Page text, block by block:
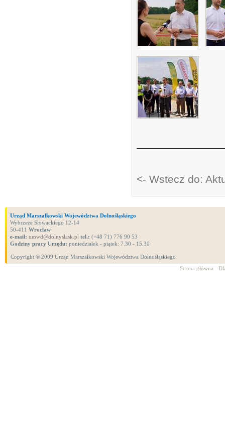
<- Wstecz do:
Urząd Marszałkowski Województwa Dolnośląskiego
Wybrzeże Słowackiego 12-14
50-411 Wrocław
e-mail: umwd@dolnyslask.pl tel.: (+48 71) 776 90 53
Godziny pracy Urzędu: poniedziałek - piątek: 7.30 - 15.30
Copyright ® 2009 Urząd Marszałkowski Województwa Dolnośląskiego
Strona główna